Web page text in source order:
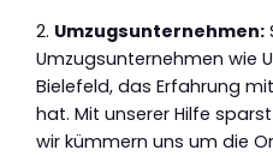
2. Umzugsunternehmen:
Umzugsunternehmen wie
Bielefeld, das Erfahrung
hat. Mit unserer Hilfe
wir kümmern uns um die